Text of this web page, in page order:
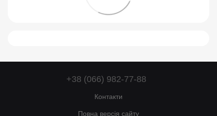
+38 (066) 982-77-88
Контакти
Повна версія сайту